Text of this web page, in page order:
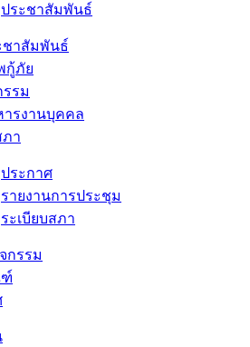
ประชาสัมพันธ์
ชาสัมพันธ์
กู้ภัย
รม
ารงานบุคคล
ภา
ประกาศ
รายงานการประชุม
ระเบียบสภา
กรรม